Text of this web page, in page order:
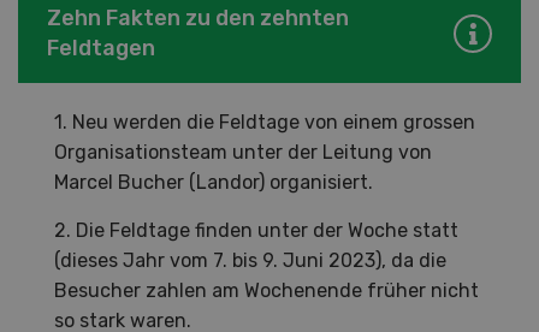
Zehn Fakten zu den zehnten
Feldtagen
1. Neu werden die Feldtage von einem grossen
Organisationsteam unter der Leitung von
Marcel Bucher (Landor) organisiert.
2. Die Feldtage finden unter der Woche statt
(dieses Jahr vom 7. bis 9. Juni 2023), da die
Besucher zahlen am Wochenende früher nicht
so stark waren.